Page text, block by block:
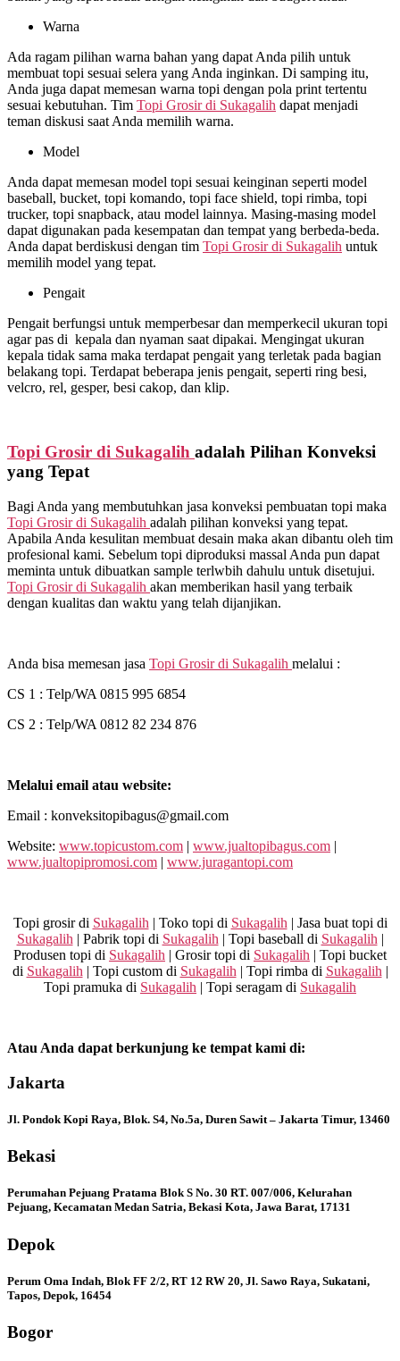
Warna
Ada ragam pilihan warna bahan yang dapat Anda pilih untuk
membuat topi sesuai selera yang Anda inginkan. Di samping itu,
Anda juga dapat memesan warna topi dengan pola print tertentu
sesuai kebutuhan. Tim Topi Grosir di Sukagalih dapat menjadi
teman diskusi saat Anda memilih warna.
Model
Anda dapat memesan model topi sesuai keinginan seperti model
baseball, bucket, topi komando, topi face shield, topi rimba, topi
trucker, topi snapback, atau model lainnya. Masing-masing model
dapat digunakan pada kesempatan dan tempat yang berbeda-beda.
Anda dapat berdiskusi dengan tim Topi Grosir di Sukagalih untuk
memilih model yang tepat.
Pengait
Pengait berfungsi untuk memperbesar dan memperkecil ukuran topi
agar pas di kepala dan nyaman saat dipakai. Mengingat ukuran
kepala tidak sama maka terdapat pengait yang terletak pada bagian
belakang topi. Terdapat beberapa jenis pengait, seperti ring besi,
velcro, rel, gesper, besi cakop, dan klip.
Topi Grosir di Sukagalih adalah Pilihan Konveksi
yang Tepat
Bagi Anda yang membutuhkan jasa konveksi pembuatan topi maka
Topi Grosir di Sukagalih adalah pilihan konveksi yang tepat.
Apabila Anda kesulitan membuat desain maka akan dibantu oleh tim
profesional kami. Sebelum topi diproduksi massal Anda pun dapat
meminta untuk dibuatkan sample terlwbih dahulu untuk disetujui.
Topi Grosir di Sukagalih akan memberikan hasil yang terbaik
dengan kualitas dan waktu yang telah dijanjikan.
Anda bisa memesan jasa Topi Grosir di Sukagalih melalui :
CS 1 : Telp/WA 0815 995 6854
CS 2 : Telp/WA 0812 82 234 876
Melalui email atau website:
Email : konveksitopibagus@gmail.com
Website: www.topicustom.com | www.jualtopibagus.com |
www.jualtopipromosi.com | www.juragantopi.com
Topi grosir di Sukagalih | Toko topi di Sukagalih | Jasa buat topi di
Sukagalih | Pabrik topi di Sukagalih | Topi baseball di Sukagalih |
Produsen topi di Sukagalih | Grosir topi di Sukagalih | Topi bucket
di Sukagalih | Topi custom di Sukagalih | Topi rimba di Sukagalih |
Topi pramuka di Sukagalih | Topi seragam di Sukagalih
Atau Anda dapat berkunjung ke tempat kami di:
Jakarta
Jl. Pondok Kopi Raya, Blok. S4, No.5a, Duren Sawit – Jakarta Timur, 13460
Bekasi
Perumahan Pejuang Pratama Blok S No. 30 RT. 007/006, Kelurahan
Pejuang, Kecamatan Medan Satria, Bekasi Kota, Jawa Barat, 17131
Depok
Perum Oma Indah, Blok FF 2/2, RT 12 RW 20, Jl. Sawo Raya, Sukatani,
Tapos, Depok, 16454
Bogor